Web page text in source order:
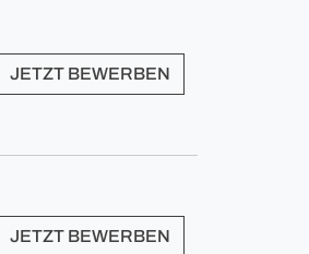
JETZT BEWERBEN
JETZT BEWERBEN